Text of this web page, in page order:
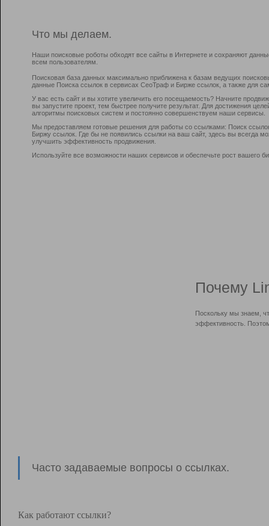
Что мы делаем.
Наши поисковые роботы обходят все сайты в Интернете и сохраняют
всем пользователям.
Поисковая база данных максимально приближена к базам ведущих
данные Поиска ссылок в сервисах СеоТраф и Бирже ссылок, а также для
У вас есть сайт и вы хотите увеличить его посещаемость? Начните
вы запустите проект, тем быстрее получите результат. Для достижения
алгоритмы поисковых систем и постоянно совершенствуем наши сервисы.
Мы предоставляем готовые решения для работы со ссылками: Поиск
Биржу ссылок. Где бы не появились ссылки на ваш сайт, здесь вы всегда
улучшить эффективность продвижения.
Используйте все возможности наших сервисов и обеспечьте рост вашего
Почему
Поскольку мы знаем,
эффективность.
Часто задаваемые вопросы о ссылках.
Как работают ссылки?